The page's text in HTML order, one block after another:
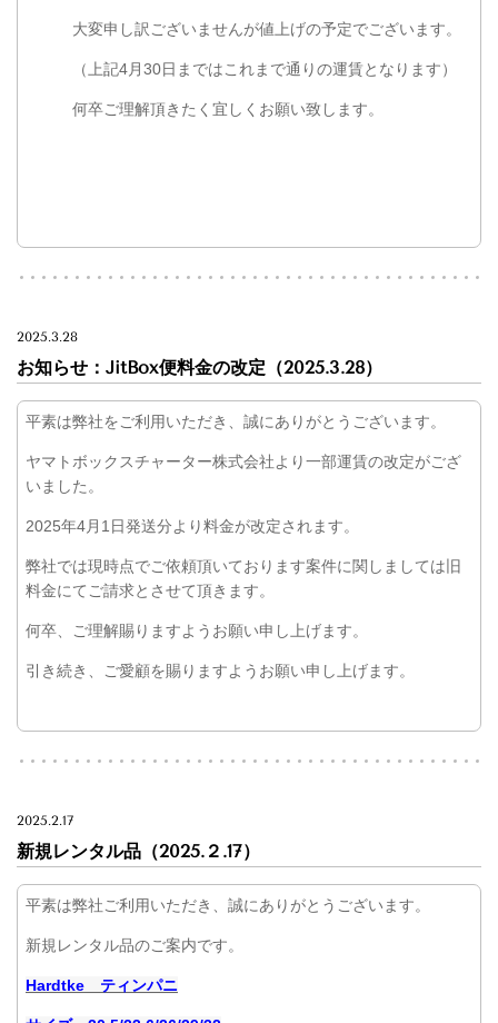
大変申し訳ございませんが値上げの予定でございます。
（上記4月30日まではこれまで通りの運賃となります）
何卒ご理解頂きたく宜しくお願い致します。
2025.3.28
お知らせ：JitBox便料金の改定 （2025.3.28）
平素は弊社をご利用いただき、誠にありがとうございます。
ヤマトボックスチャーター株式会社より一部運賃の改定がござ
いました。
2025年4月1日発送分より料金が改定されます。
弊社では現時点でご依頼頂いております案件に関しましては旧
料金にてご請求とさせて頂きます。
何卒、ご理解賜りますようお願い申し上げます。
引き続き、ご愛顧を賜りますようお願い申し上げます。
2025.2.17
新規レンタル品（2025.２.17）
平素は弊社ご利用いただき、誠にありがとうございます。
新規レンタル品のご案内です。
Hardtke ティンパニ